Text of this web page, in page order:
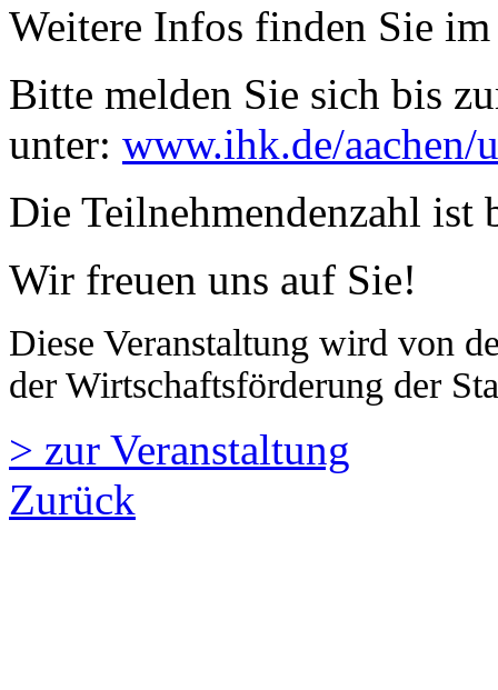
Weitere Infos finden Sie
Bitte melden Sie sich bis
unter: www.ihk.de/aachen/
Die Teilnehmendenzahl ist
Wir freuen uns auf Sie!
Diese Veranstaltung wird von
der Wirtschaftsförderung der
> zur Veranstaltung
Zurück